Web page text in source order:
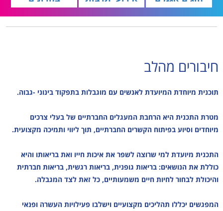
חיבורים מהלב
תוכנית מיוחדת המיועדת לאנשים עם מוגבלות בתפקוד בינוני -גבוה.
מטרת התכנית היא הרחבת המעגלים החברתיים של בעלי צרכים
מיוחדים וסיוע בפיתוח הקשרים החברתיים, תוך ליווי ותמיכה מקצועית.
התכנית מיועדת למי שרוצה לשפר את איכות חייו ואת בריאותו והיא
כוללת את הנושאים: בריאות גופנית, בריאות רגשית, בריאות חברתית
והיכולת לבחור לחיות חיים משמעותיים, כל זאת לצד המגבלה.
המפגשים יכללו תהליכים מקצועיים וישלבו פעילויות העשרה ופנאי